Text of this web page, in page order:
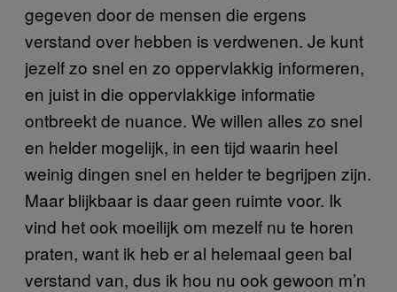
gegeven door de mensen die ergens
verstand over hebben is verdwenen. Je kunt
jezelf zo snel en zo oppervlakkig informeren,
en juist in die oppervlakkige informatie
ontbreekt de nuance. We willen alles zo snel
en helder mogelijk, in een tijd waarin heel
weinig dingen snel en helder te begrijpen zijn.
Maar blijkbaar is daar geen ruimte voor. Ik
vind het ook moeilijk om mezelf nu te horen
praten, want ik heb er al helemaal geen bal
verstand van, dus ik hou nu ook gewoon m’n